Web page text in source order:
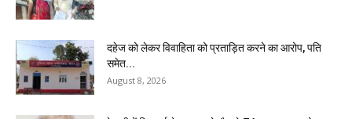
दहेज को लेकर विवाहिता को प्रताड़ित करने का आरोप, पति
समेत...
August 8, 2026